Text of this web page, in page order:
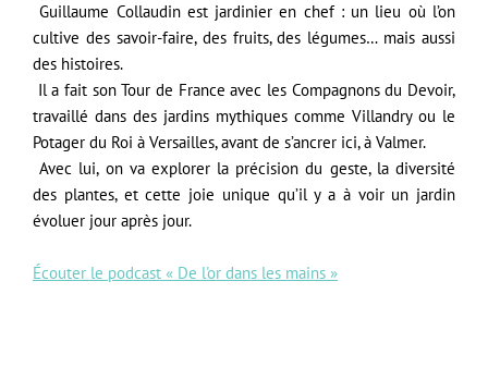
Guillaume Collaudin est jardinier en chef : un lieu où l’on
cultive des savoir-faire, des fruits, des légumes… mais aussi
des histoires.
Il a fait son Tour de France avec les Compagnons du Devoir,
travaillé dans des jardins mythiques comme Villandry ou le
Potager du Roi à Versailles, avant de s’ancrer ici, à Valmer.
Avec lui, on va explorer la précision du geste, la diversité
des plantes, et cette joie unique qu’il y a à voir un jardin
évoluer jour après jour.
Écouter le podcast « De l'or dans les mains »